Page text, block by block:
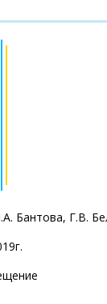
Бантова, Г.В.